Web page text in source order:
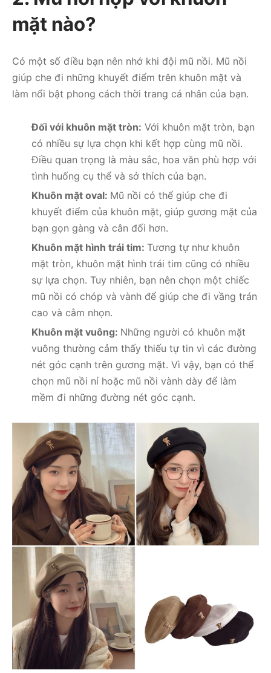
mặt nào?
Có một số điều bạn nên nhớ khi đội mũ nồi. Mũ nồi
giúp che đi những khuyết điểm trên khuôn mặt và
làm nổi bật phong cách thời trang cá nhân của bạn.
Đối với khuôn mặt tròn: Với khuôn mặt tròn, bạn
có nhiều sự lựa chọn khi kết hợp cùng mũ nồi.
Điều quan trọng là màu sắc, hoa văn phù hợp với
tình huống cụ thể và sở thích của bạn.
Khuôn mặt oval: Mũ nồi có thể giúp che đi
khuyết điểm của khuôn mặt, giúp gương mặt của
bạn gọn gàng và cân đối hơn.
Khuôn mặt hình trái tim: Tương tự như khuôn
mặt tròn, khuôn mặt hình trái tim cũng có nhiều
sự lựa chọn. Tuy nhiên, bạn nên chọn một chiếc
mũ nồi có chóp và vành để giúp che đi vầng trán
cao và cằm nhọn.
Khuôn mặt vuông: Những người có khuôn mặt
vuông thường cảm thấy thiếu tự tin vì các đường
nét góc cạnh trên gương mặt. Vì vậy, bạn có thể
chọn mũ nồi nỉ hoặc mũ nồi vành dày để làm
mềm đi những đường nét góc cạnh.